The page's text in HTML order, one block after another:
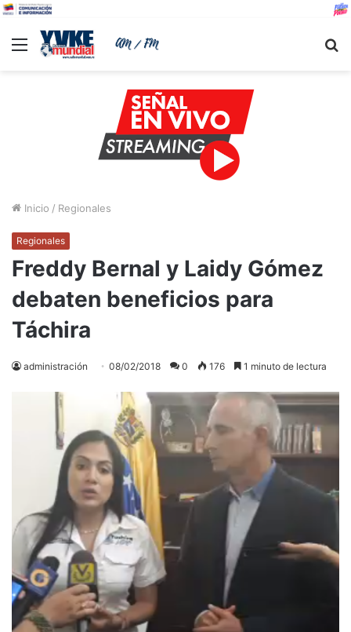
Menu
Inicio / Regionales
Regionales
Freddy Bernal y Laidy Gómez
debaten beneficios para
Táchira
administración 08/02/2018 0 176 1 minuto de lectura